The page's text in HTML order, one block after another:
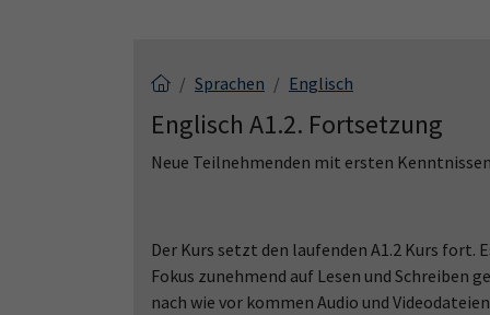
Sprachen Englisch
Englisch A1.2. Fortsetzung
Neue Teilnehmenden mit ersten
Der Kurs setzt den laufenden A1.2 Kurs fort.
Fokus zunehmend auf Lesen und
nach wie vor kommen Audio und